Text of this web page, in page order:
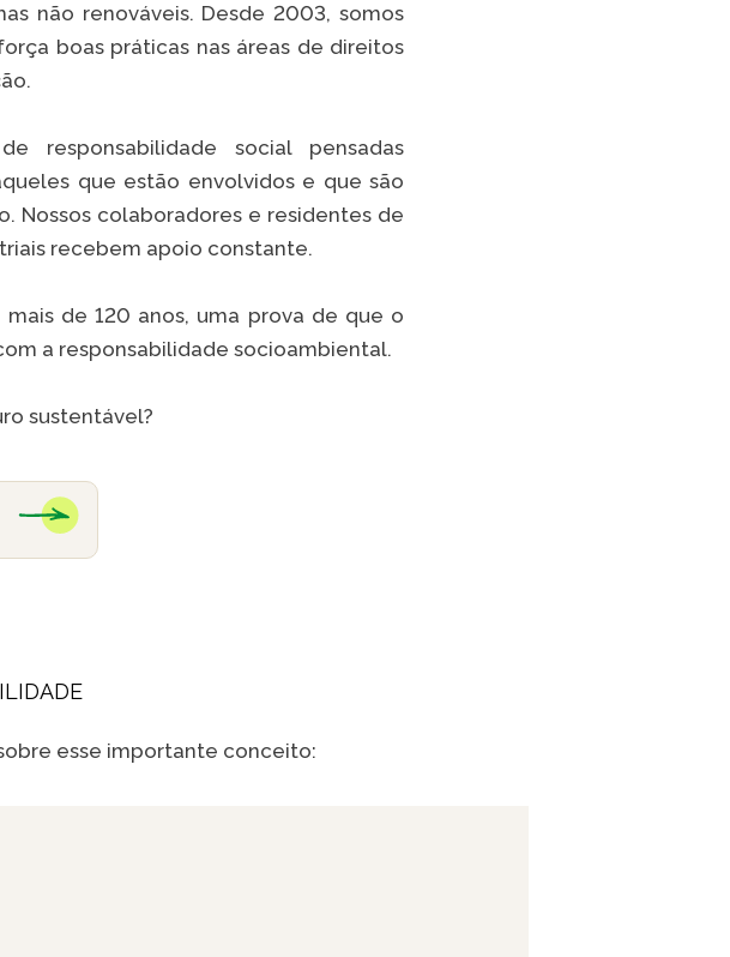
não renováveis. Desde 2003, somos
boas práticas nas áreas de direitos
responsabilidade social pensadas
que estão envolvidos e que são
Nossos colaboradores e residentes de
recebem apoio constante.
de 120 anos, uma prova de que o
a responsabilidade socioambiental.
sustentável?
esse importante conceito: